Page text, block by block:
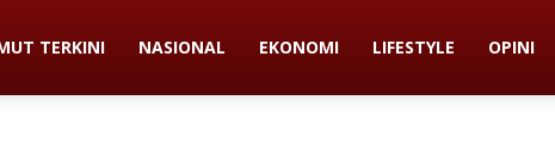
TERKINI NASIONAL EKONOMI LIFESTYLE OPINI